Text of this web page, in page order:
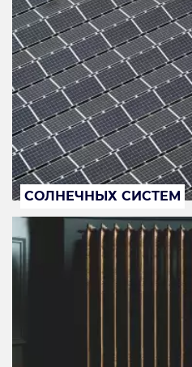
СОЛНЕЧНЫХ СИСТЕМ